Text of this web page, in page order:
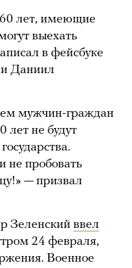
лет, имеющие
выехать
в фейсбуке
Даниил
мужчин-граждан
лет не будут
не пробовать
— призвал
Зеленский ввел
24 февраля,
Военное